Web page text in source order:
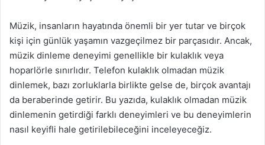
Müzik, insanların hayatında önemli bir yer tutar ve birçok
kişi için günlük yaşamın vazgeçilmez bir parçasıdır. Ancak,
müzik dinleme deneyimi genellikle bir kulaklık veya
hoparlörle sınırlıdır. Telefon kulaklık olmadan müzik
dinlemek, bazı zorluklarla birlikte gelse de, birçok avantajı
da beraberinde getirir. Bu yazıda, kulaklık olmadan müzik
dinlemenin getirdiği farklı deneyimleri ve bu deneyimlerin
nasıl keyifli hale getirilebileceğini inceleyeceğiz.